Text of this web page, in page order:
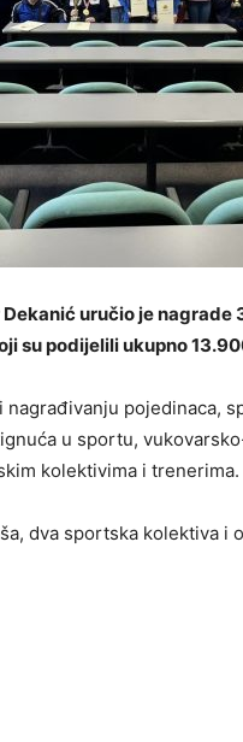
uručio je nagrade
su podijelili ukupno
nagrađivanju pojedinaca,
u sportu,
kolektivima i trenerima.
dva sportska kolektiva i